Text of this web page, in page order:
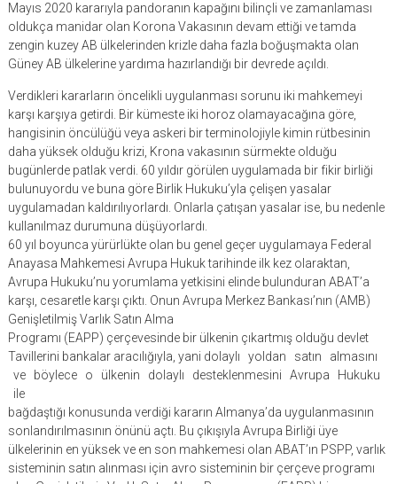
Mayıs 2020 kararıyla pandoranın kapağını bilinçli ve zamanlaması
oldukça manidar olan Korona Vakasının devam ettiği ve tamda
zengin kuzey AB ülkelerinden krizle daha fazla boğuşmakta olan
Güney AB ülkelerine yardıma hazırlandığı bir devrede açıldı.
Verdikleri kararların öncelikli uygulanması sorunu iki mahkemeyi
karşı karşıya getirdi. Bir kümeste iki horoz olamayacağına göre,
hangisinin öncülüğü veya askeri bir terminolojiyle kimin rütbesinin
daha yüksek olduğu krizi, Krona vakasının sürmekte olduğu
bugünlerde patlak verdi. 60 yıldır görülen uygulamada bir fikir birliği
bulunuyordu ve buna göre Birlik Hukuku’yla çelişen yasalar
uygulamadan kaldırılıyorlardı. Onlarla çatışan yasalar ise, bu nedenle
kullanılmaz durumuna düşüyorlardı.
60 yıl boyunca yürürlükte olan bu genel geçer uygulamaya Federal
Anayasa Mahkemesi Avrupa Hukuk tarihinde ilk kez olaraktan,
Avrupa Hukuku’nu yorumlama yetkisini elinde bulunduran ABAT’a
karşı, cesaretle karşı çıktı. Onun Avrupa Merkez Bankası’nın (AMB)
Genişletilmiş Varlık Satın Alma
Programı (EAPP) çerçevesinde bir ülkenin çıkartmış olduğu devlet
Tavillerini bankalar aracılığıyla, yani dolaylı yoldan satın almasını
ve böylece o ülkenin dolaylı desteklenmesini Avrupa Hukuku
ile
bağdaştığı konusunda verdiği kararın Almanya’da uygulanmasının
sonlandırılmasının önünü açtı. Bu çıkışıyla Avrupa Birliği üye
ülkelerinin en yüksek ve en son mahkemesi olan ABAT’ın PSPP, varlık
sisteminin satın alınması için avro sisteminin bir çerçeve programı